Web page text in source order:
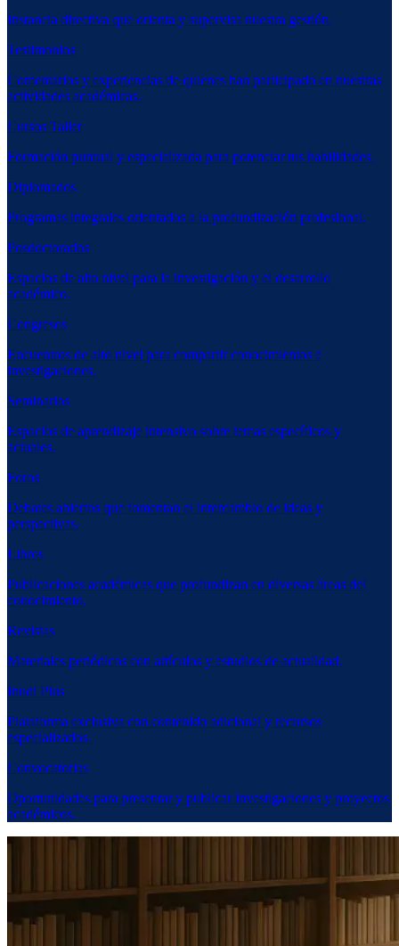
Instancia directiva que orienta y supervisa nuestra gestión.
Testimonios
Comentarios y experiencias de quienes han participado en nuestras
actividades académicas.
Cursos Taller
Formación puntual y especializada para potenciar tus habilidades.
Diplomados
Programas integrales orientados a la profundización profesional.
Posdoctorados
Espacios de alto nivel para la investigación y el desarrollo
académico.
Congresos
Encuentros de alto nivel para compartir conocimientos e
investigaciones.
Seminarios
Espacios de aprendizaje intensivo sobre temas específicos y
actuales.
Foros
Debates abiertos que fomentan el intercambio de ideas y
perspectivas.
Libros
Publicaciones académicas que profundizan en diversas áreas del
conocimiento.
Revistas
Materiales periódicos con artículos y estudios de actualidad.
Inudi Plus
Plataforma exclusiva con contenido adicional y recursos
especializados.
Convocatorias
Oportunidades para presentar y publicar investigaciones y proyectos
académicos.